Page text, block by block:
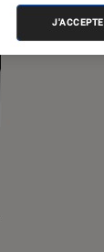
J'ACCEPTE